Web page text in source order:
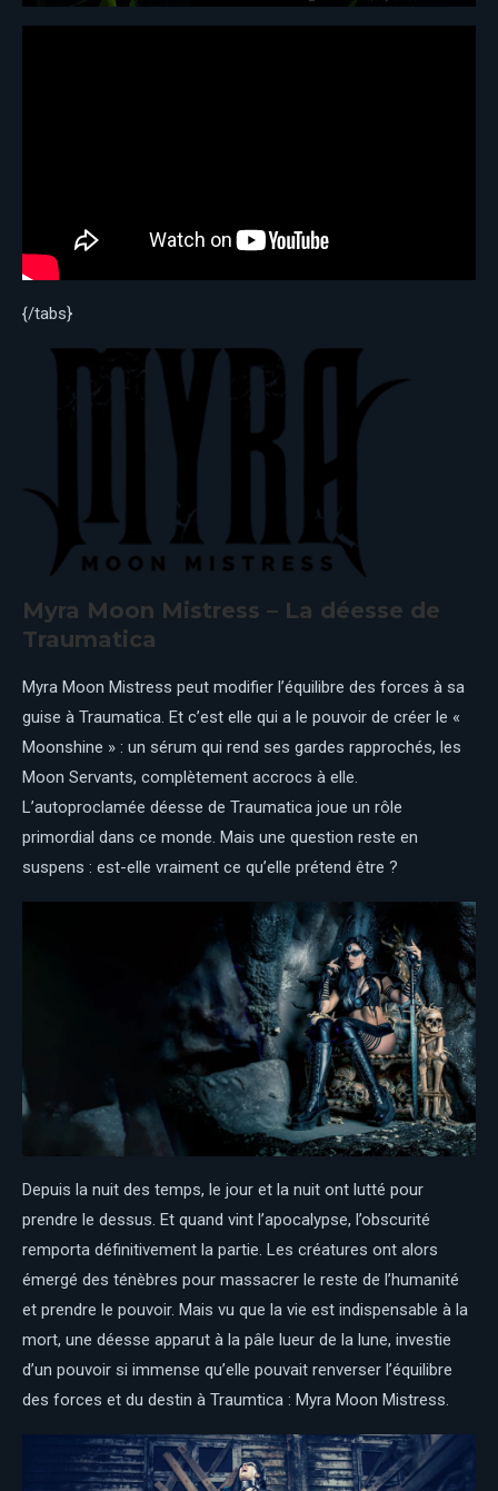
{/tabs}
Myra Moon Mistress – La déesse de
Traumatica
Myra Moon Mistress peut modifier l’équilibre des forces à sa
guise à Traumatica. Et c’est elle qui a le pouvoir de créer le «
Moonshine » : un sérum qui rend ses gardes rapprochés, les
Moon Servants, complètement accrocs à elle.
L’autoproclamée déesse de Traumatica joue un rôle
primordial dans ce monde. Mais une question reste en
suspens : est-elle vraiment ce qu’elle prétend être ?
Depuis la nuit des temps, le jour et la nuit ont lutté pour
prendre le dessus. Et quand vint l’apocalypse, l’obscurité
remporta définitivement la partie. Les créatures ont alors
émergé des ténèbres pour massacrer le reste de l’humanité
et prendre le pouvoir. Mais vu que la vie est indispensable à la
mort, une déesse apparut à la pâle lueur de la lune, investie
d’un pouvoir si immense qu’elle pouvait renverser l’équilibre
des forces et du destin à Traumtica : Myra Moon Mistress.